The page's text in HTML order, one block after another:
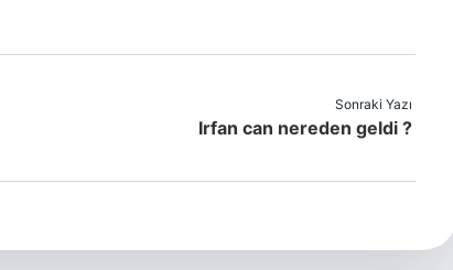
Sonraki Yazı
Irfan can nereden geldi ?